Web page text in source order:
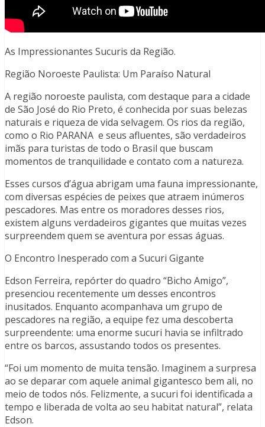
As Impressionantes Sucuris da Região.
Região Noroeste Paulista: Um Paraíso Natural
A região noroeste paulista, com destaque para a cidade
de São José do Rio Preto, é conhecida por suas belezas
naturais e riqueza de vida selvagem. Os rios da região,
como o Rio PARANA e seus afluentes, são verdadeiros
imãs para turistas de todo o Brasil que buscam
momentos de tranquilidade e contato com a natureza.
Esses cursos d’água abrigam uma fauna impressionante,
com diversas espécies de peixes que atraem inúmeros
pescadores. Mas entre os moradores desses rios,
existem alguns verdadeiros gigantes que muitas vezes
surpreendem quem se aventura por essas águas.
O Encontro Inesperado com a Sucuri Gigante
Edson Ferreira, repórter do quadro “Bicho Amigo”,
presenciou recentemente um desses encontros
inusitados. Enquanto acompanhava um grupo de
pescadores na região, a equipe fez uma descoberta
surpreendente: uma enorme sucuri havia se infiltrado
entre os barcos, assustando todos os presentes.
“Foi um momento de muita tensão. Imaginem a surpresa
ao se deparar com aquele animal gigantesco bem ali, no
meio de todos nós. Felizmente, a sucuri foi identificada a
tempo e liberada de volta ao seu habitat natural”, relata
Edson.